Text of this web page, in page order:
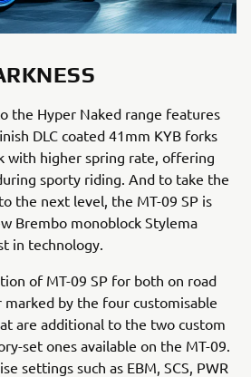
the Hyper Naked range features
DLC coated 41mm KYB forks
with higher spring rate, offering
sporty riding. And to take the
the next level, the MT-09 SP is
Brembo monoblock Stylema
in technology.
of MT-09 SP for both on road
by the four customisable
are additional to the two custom
set ones available on the MT-09.
settings such as EBM, SCS, PWR